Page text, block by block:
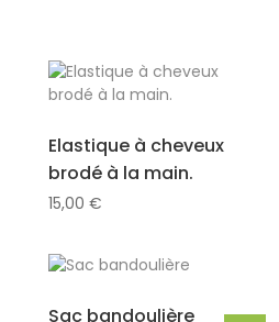
Elastique à cheveux
brodé à la main.
15,00 €
Sac bandoulière